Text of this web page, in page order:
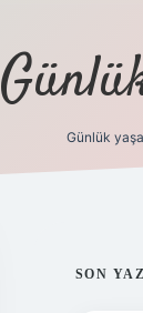
Günlük
SON